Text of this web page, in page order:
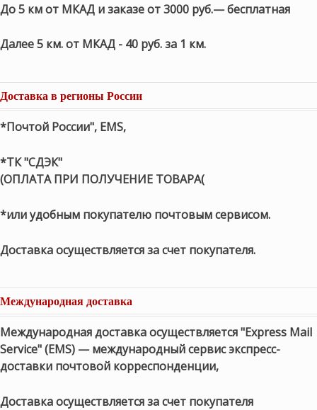
До 5 км от МКАД и заказе от 3000 руб.— бесплатная
Далее 5 км. от МКАД - 40 руб. за 1 км.
Доставка в регионы России
*Почтой России", EMS,
*ТК "СДЭК"
(ОПЛАТА ПРИ ПОЛУЧЕНИЕ ТОВАРА(
*или удобным покупателю почтовым сервисом.
Доставка осуществляется за счет покупателя.
Международная доставка
Международная доставка осуществляется "Express Mail
Service" (EMS) — международный сервис экспресс-
доставки почтовой корреспонденции,
Доставка осуществляется за счет покупателя